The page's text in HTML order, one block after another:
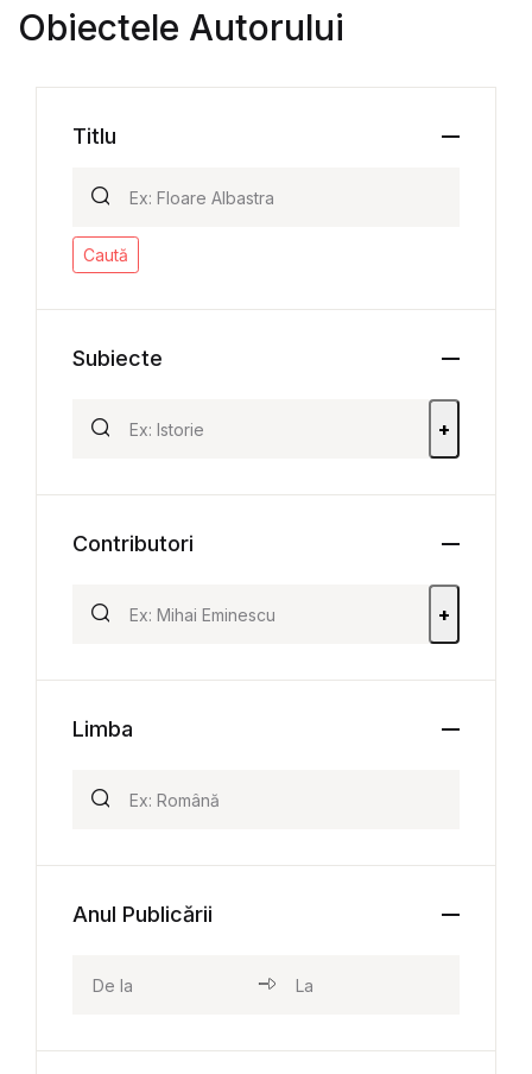
Obiectele Autorului
Titlu
Caută
Subiecte
+
Contributori
+
Limba
Anul Publicării